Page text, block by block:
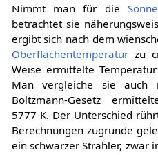
Nimmt man für die Sonne
betrachtet sie
ergibt sich nach dem
Oberflächentemperaturzu
Weise ermittelte
Man vergleiche sie
Boltzmann-Gesetz
5777 K. Der Unterschied
Berechnungen zugrunde
ein schwarzer Strahler, zwar